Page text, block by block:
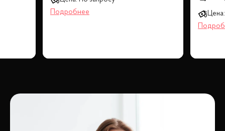
Цена: